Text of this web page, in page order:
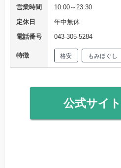
営業時間
10:00～23:30
定休日
年中無休
電話番号
043-305-5284
特徴 格安 もみほぐし
公式サイ